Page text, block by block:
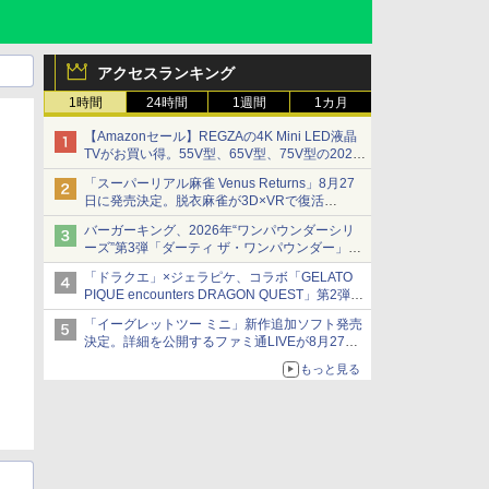
アクセスランキング
1時間 24時間 1週間 1カ月
【Amazonセール】REGZAの4K Mini LED液晶
TVがお買い得。55V型、65V型、75V型の2026
年モデルがラインナップ
「スーパーリアル麻雀 Venus Returns」8月27
日に発売決定。脱衣麻雀が3D×VRで復活
発売から2週間は20%オフになるセールが実施
バーガーキング、2026年“ワンパウンダーシリ
ーズ”第3弾「ダーティ ザ・ワンパウンダー」を
8月7日発売
「特製ガーリックマヨソース」を使用した超大
型チーズバーガー
「ドラクエ」×ジェラピケ、コラボ「GELATO
PIQUE encounters DRAGON QUEST」第2弾が
本日発売
アイスカップに入ったスライムやわたぼう、ベ
ビーサタンなどがオリジナルアートで登場
「イーグレットツー ミニ」新作追加ソフト発売
決定。詳細を公開するファミ通LIVEが8月27日
もっと見る